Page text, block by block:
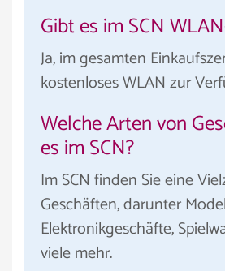
Gibt es im SCN
Ja, im gesamten
kostenloses WLAN zur
Welche Arten von
es im SCN?
Im SCN finden Sie eine
Geschäften, darunter
Elektronikgeschäfte,
viele mehr.